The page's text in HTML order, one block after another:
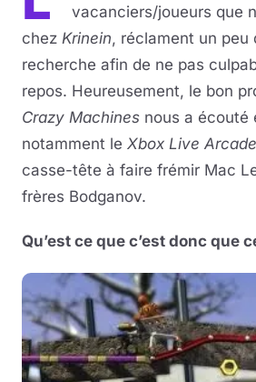
vacanciers/joueurs que
chez Krinein, réclament un peu
recherche afin de ne pas
repos. Heureusement, le bon
Crazy Machines nous a écouté
notamment le Xbox Live Arcade
casse-tête à faire frémir Mac
frères Bodganov.
Qu’est ce que c’est donc que